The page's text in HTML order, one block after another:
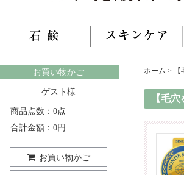
お買い物かご
ゲスト 様
商品点数： 0点
合計金額： 0円
お買い物かご
ホーム >
【毛